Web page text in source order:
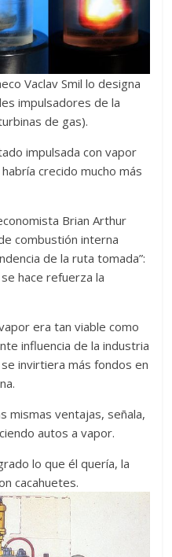
Vaclav Smil lo designa
impulsadores de la
de gas).
impulsada con vapor
crecido mucho más
Brian Arthur
combustión interna
de la ruta tomada”:
hace refuerza la
era tan viable como
influencia de la industria
invirtiera más fondos en
mismas ventajas, señala,
autos a vapor.
lo que él quería, la
cacahuetes.